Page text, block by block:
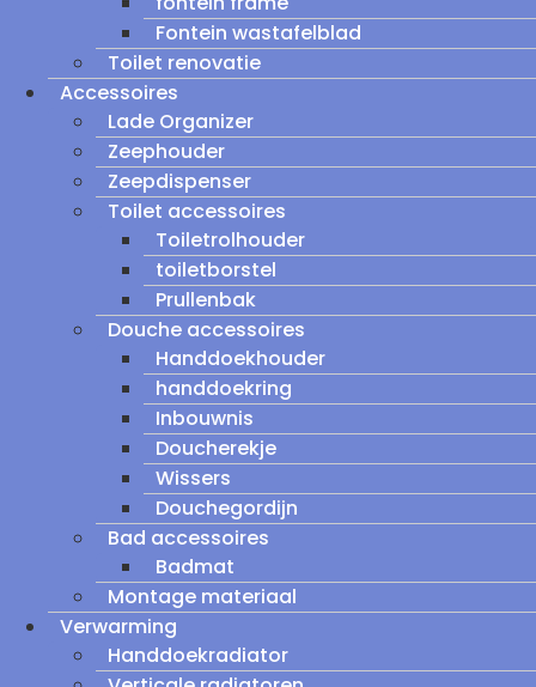
Fontein wastafelblad
Toilet renovatie
Accessoires
Lade Organizer
Zeephouder
Zeepdispenser
Toilet accessoires
Toiletrolhouder
toiletborstel
Prullenbak
Douche accessoires
Handdoekhouder
handdoekring
Inbouwnis
Doucherekje
Wissers
Douchegordijn
Bad accessoires
Badmat
Montage materiaal
Verwarming
Handdoekradiator